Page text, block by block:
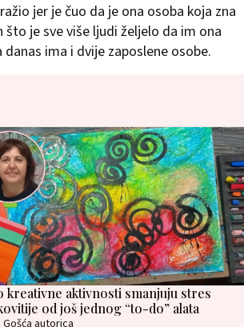
jer je čuo da je ona osoba koja zna
je sve više ljudi željelo da im ona
ima i dvije zaposlene osobe.
kreativne aktivnosti smanjuju stres
od još jednog “to-do” alata